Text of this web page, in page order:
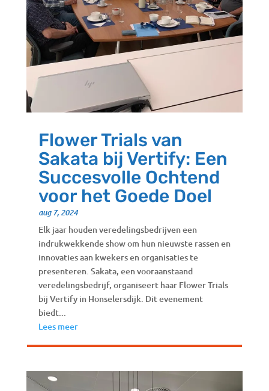
Flower Trials van
Sakata bij Vertify: Een
Succesvolle Ochtend
voor het Goede Doel
aug 7, 2024
Elk jaar houden veredelingsbedrijven een
indrukwekkende show om hun nieuwste rassen en
innovaties aan kwekers en organisaties te
presenteren. Sakata, een vooraanstaand
veredelingsbedrijf, organiseert haar Flower Trials
bij Vertify in Honselersdijk. Dit evenement
biedt...
Lees meer